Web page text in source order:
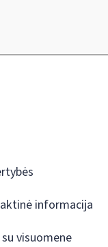
informacija
visuomene